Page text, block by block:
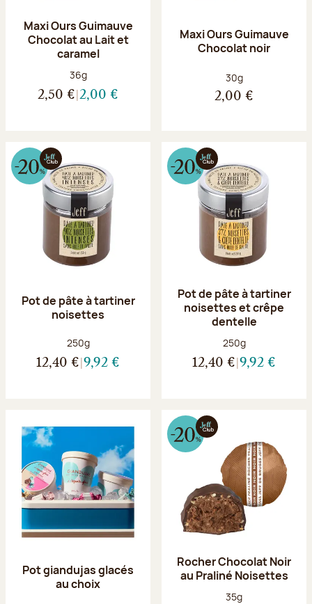
Maxi Ours Guimauve
Chocolat au Lait et
caramel
Poids net :
36g
2,50 € 2,00 €
Maxi Ours Guimauve
Chocolat noir
Poids net :
30g
2,00 €
Pot de pâte à tartiner
noisettes
Poids net :
250g
12,40 € 9,92 €
Pot de pâte à tartiner
noisettes et crêpe
dentelle
Poids net :
250g
12,40 € 9,92 €
Pot giandujas glacés
au choix
Rocher Chocolat Noir
au Praliné Noisettes
Poids net :
35g